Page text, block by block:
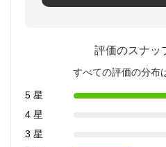
評価のスナッ
すべての評価の分布
5 星
4 星
3 星